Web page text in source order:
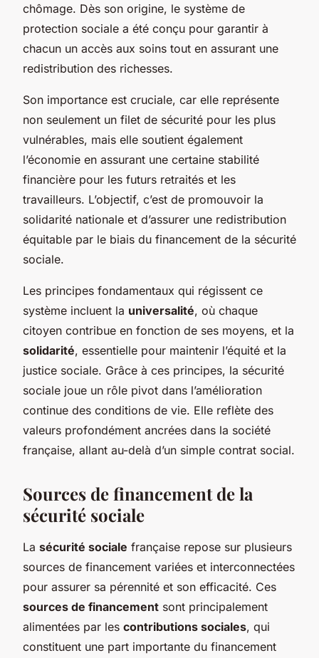
chômage. Dès son origine, le système de
protection sociale a été conçu pour garantir à
chacun un accès aux soins tout en assurant une
redistribution des richesses.
Son importance est cruciale, car elle représente
non seulement un filet de sécurité pour les plus
vulnérables, mais elle soutient également
l’économie en assurant une certaine stabilité
financière pour les futurs retraités et les
travailleurs. L’objectif, c’est de promouvoir la
solidarité nationale et d’assurer une redistribution
équitable par le biais du financement de la sécurité
sociale.
Les principes fondamentaux qui régissent ce
système incluent la universalité, où chaque
citoyen contribue en fonction de ses moyens, et la
solidarité, essentielle pour maintenir l’équité et la
justice sociale. Grâce à ces principes, la sécurité
sociale joue un rôle pivot dans l’amélioration
continue des conditions de vie. Elle reflète des
valeurs profondément ancrées dans la société
française, allant au-delà d’un simple contrat social.
Sources de financement de la
sécurité sociale
La sécurité sociale française repose sur plusieurs
sources de financement variées et interconnectées
pour assurer sa pérennité et son efficacité. Ces
sources de financement sont principalement
alimentées par les contributions sociales, qui
constituent une part importante du financement